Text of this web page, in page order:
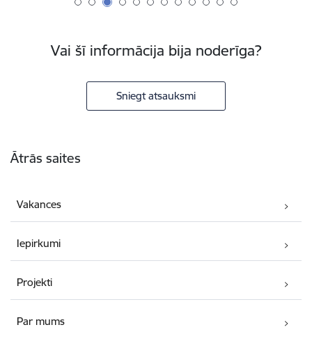
Vai šī informācija bija noderīga?
Sniegt atsauksmi
Ātrās saites
Vakances
Iepirkumi
Projekti
Par mums